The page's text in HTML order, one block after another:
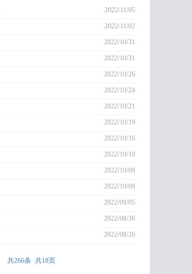
2022/11/05
2022/11/02
2022/10/31
2022/10/31
2022/10/26
2022/10/24
2022/10/21
2022/10/19
2022/10/16
2022/10/10
2022/10/09
2022/10/09
2022/09/05
2022/08/30
2022/08/26
共266条 共18页